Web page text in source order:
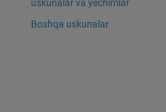
uskunalar va yechimlar
Boshqa uskunalar